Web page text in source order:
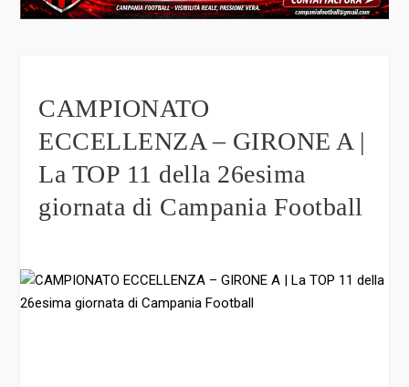
CAMPIONATO
ECCELLENZA – GIRONE A |
La TOP 11 della 26esima
giornata di Campania Football